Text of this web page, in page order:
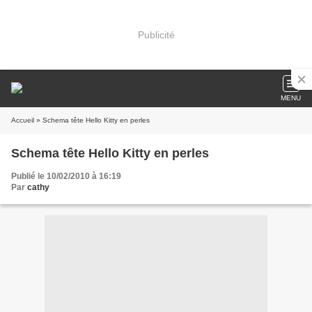
Publicité
MENU
Accueil » Schema tête Hello Kitty en perles
Schema tête Hello Kitty en perles
Publié le 10/02/2010 à 16:19
Par cathy